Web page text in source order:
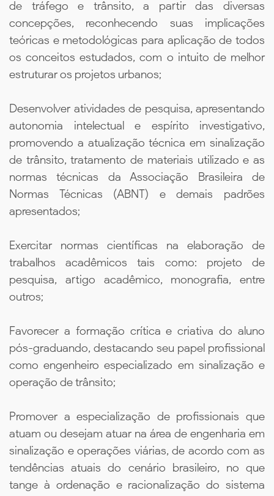
de tráfego e trânsito, a partir das diversas
concepções, reconhecendo suas implicações
teóricas e metodológicas para aplicação de todos
os conceitos estudados, com o intuito de melhor
estruturar os projetos urbanos;
Desenvolver atividades de pesquisa, apresentando
autonomia intelectual e espírito investigativo,
promovendo a atualização técnica em sinalização
de trânsito, tratamento de materiais utilizado e as
normas técnicas da Associação Brasileira de
Normas Técnicas (ABNT) e demais padrões
apresentados;
Exercitar normas científicas na elaboração de
trabalhos acadêmicos tais como: projeto de
pesquisa, artigo acadêmico, monografia, entre
outros;
Favorecer a formação crítica e criativa do aluno
pós-graduando, destacando seu papel profissional
como engenheiro especializado em sinalização e
operação de trânsito;
Promover a especialização de profissionais que
atuam ou desejam atuar na área de engenharia em
sinalização e operações viárias, de acordo com as
tendências atuais do cenário brasileiro, no que
tange à ordenação e racionalização do sistema